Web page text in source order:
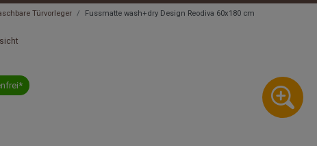
Türvorleger Fussmatte wash+dry Design Reodiva 60x180 cm